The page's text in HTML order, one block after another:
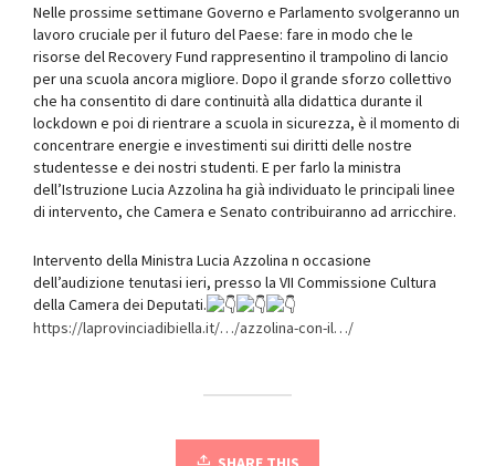
Nelle prossime settimane Governo e Parlamento svolgeranno un
lavoro cruciale per il futuro del Paese: fare in modo che le
risorse del Recovery Fund rappresentino il trampolino di lancio
per una scuola ancora migliore. Dopo il grande sforzo collettivo
che ha consentito di dare continuità alla didattica durante il
lockdown e poi di rientrare a scuola in sicurezza, è il momento di
concentrare energie e investimenti sui diritti delle nostre
studentesse e dei nostri studenti. E per farlo la ministra
dell’Istruzione Lucia Azzolina ha già individuato le principali linee
di intervento, che Camera e Senato contribuiranno ad arricchire.
Intervento della Ministra Lucia Azzolina n occasione
dell’audizione tenutasi ieri, presso la VII Commissione Cultura
della Camera dei Deputati.
https://laprovinciadibiella.it/…/azzolina-con-il…/